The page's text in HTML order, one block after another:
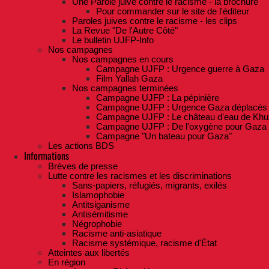
Pour commander sur le site de l'éditeur
Paroles juives contre le racisme - les clips
La Revue "De l'Autre Côté"
Le bulletin UJFP-Info
Nos campagnes
Nos campagnes en cours
Campagne UJFP : Urgence guerre à Gaza
Film Yallah Gaza
Nos campagnes terminées
Campagne UJFP : La pépinière
Campagne UJFP : Urgence Gaza déplacés
Campagne UJFP : Le château d'eau de
Campagne UJFP : De l'oxygène pour Gaza
Campagne "Un bateau pour Gaza"
Les actions BDS
Informations
Brèves de presse
Lutte contre les racismes et les discriminations
Sans-papiers, réfugiés, migrants, exilés
Islamophobie
Antitsiganisme
Antisémitisme
Négrophobie
Racisme anti-asiatique
Racisme systémique, racisme d'État
Atteintes aux libertés
En région